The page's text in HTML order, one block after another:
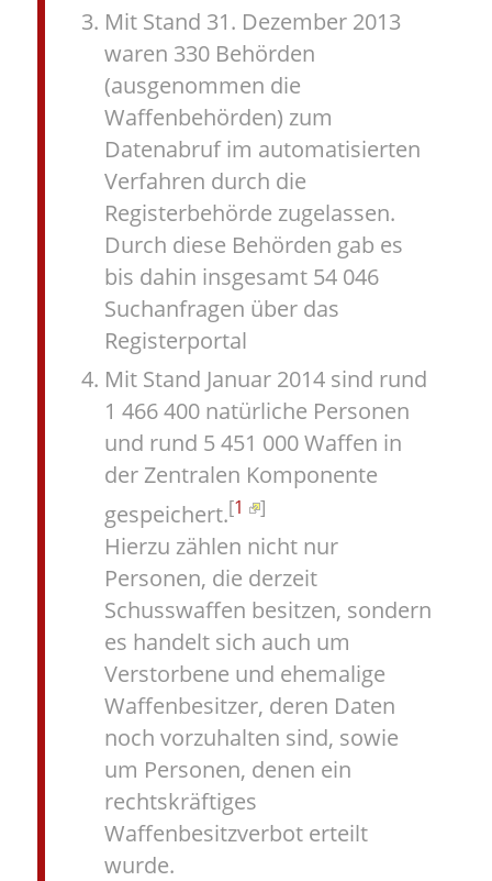
Mit Stand 31. Dezember 2013
waren 330 Behörden
(ausgenommen die
Waffenbehörden) zum
Datenabruf im automatisierten
Verfahren durch die
Registerbehörde zugelassen.
Durch diese Behörden gab es
bis dahin insgesamt 54 046
Suchanfragen über das
Registerportal
Mit Stand Januar 2014 sind rund
1 466 400 natürliche Personen
und rund 5 451 000 Waffen in
der Zentralen Komponente
gespeichert.[1 ]
Hierzu zählen nicht nur
Personen, die derzeit
Schusswaffen besitzen, sondern
es handelt sich auch um
Verstorbene und ehemalige
Waffenbesitzer, deren Daten
noch vorzuhalten sind, sowie
um Personen, denen ein
rechtskräftiges
Waffenbesitzverbot erteilt
wurde.